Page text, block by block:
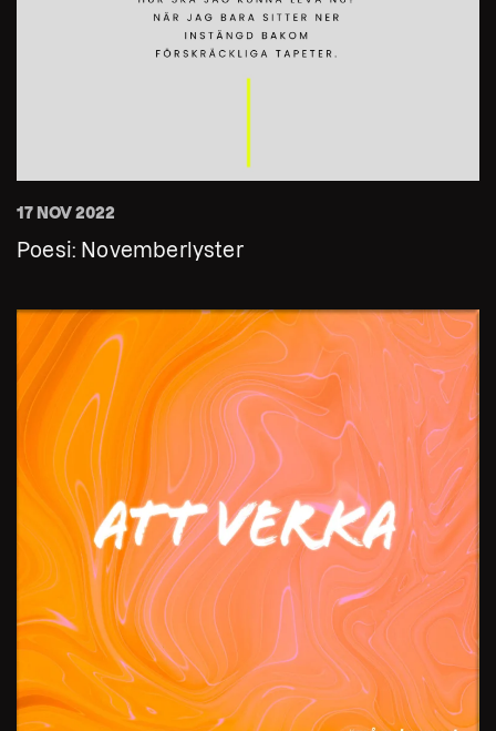
17 NOV 2022
Poesi: Novemberlyster